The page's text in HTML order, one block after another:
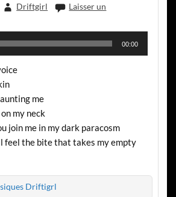
Driftgirl
Laisser un
00:00
me
my neck
join me in my dark paracosm
feel the bite that takes my empty
Driftigrl